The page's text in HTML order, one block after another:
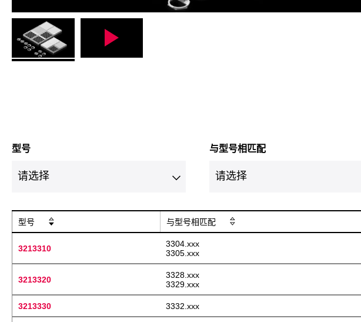
型号 与型号相匹配
型号 与型号相匹配
3213310
3304.xxx
3305.xxx
3213320
3328.xxx
3329.xxx
3213330 3332.xxx